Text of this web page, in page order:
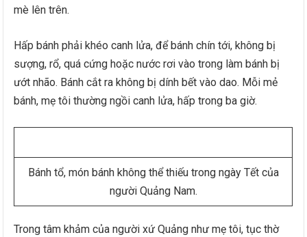
mè lên trên.
Hấp bánh phải khéo canh lửa, để bánh chín tới, không bị
sượng, rổ, quá cứng hoặc nước rơi vào trong làm bánh bị
ướt nhão. Bánh cắt ra không bị dính bết vào dao. Mỗi mẻ
bánh, mẹ tôi thường ngồi canh lửa, hấp trong ba giờ.
Bánh tổ, món bánh không thể thiếu trong ngày Tết của
người Quảng Nam.
Trong tâm khảm của người xứ Quảng như mẹ tôi, tục thờ